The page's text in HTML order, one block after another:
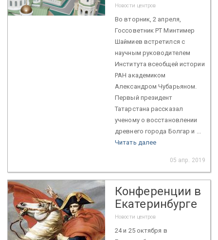
Новости центров
Во вторник, 2 апреля,
Госсоветник РТ Минтимер
Шаймиев встретился с
научным руководителем
Института всеобщей истории
РАН академиком
Александром Чубарьяном.
Первый президент
Татарстана рассказал
ученому о восстановлении
древнего города Болгар и ...
Читать далее
05 апр. 2019
Конференции в
Екатеринбурге
Новости центров
24 и 25 октября в